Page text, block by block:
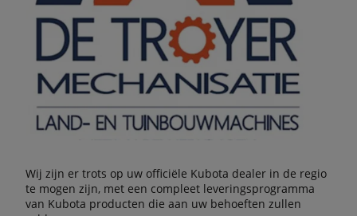
Wij zijn er trots op uw officiële Kubota dealer in de regio
te mogen zijn, met een compleet leveringsprogramma
van Kubota producten die aan uw behoeften zullen